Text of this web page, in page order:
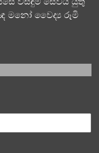
මනෝ වෛද්‍ය රූමි